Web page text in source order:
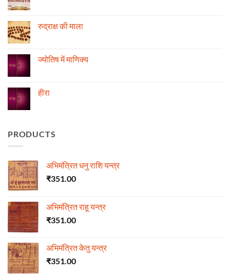
अनुसार
तेजी-
रोग
एवं
रुद्राक्ष की माला
रुद्राक्ष
की
ज्योतिष में माणिक्य
ज्योतिष
मेंहीरा
PRODUCTS
अभिमंत्रित धनु राशि यन्त्र
₹351.00
अभिमंत्रित राहू यन्त्र
₹351.00
अभिमंत्रित केतु यन्त्र
₹351.00